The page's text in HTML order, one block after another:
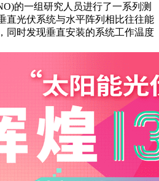
的一组研究人员进行了一系列测
直光伏系统与水平阵列相比往往能
同时发现垂直安装的系统工作温度